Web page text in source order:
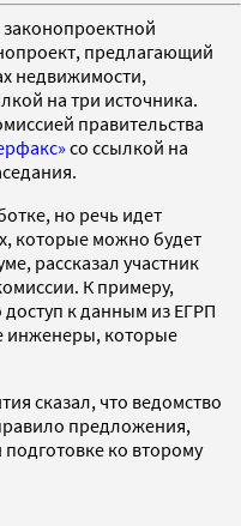
предлагающий
недвижимости,
на три источника.
правительства
со ссылкой на
но речь идет
которые можно будет
рассказал участник
К примеру,
к данным из ЕГРП
инженеры, которые
сказал, что ведомство
предложения,
ко второму